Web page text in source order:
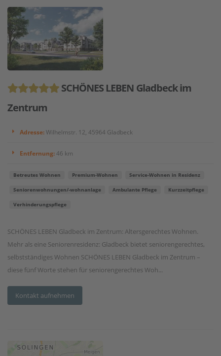
SCHÖNES LEBEN Gladbeck im
Zentrum
Adresse:Wilhelmstr. 12, 45964 Gladbeck
Entfernung:46 km
Betreutes Wohnen Premium-Wohnen Service-Wohnen in Residenz
Seniorenwohnungen/-wohnanlage Ambulante Pflege Kurzzeitpflege
Verhinderungspflege
SCHÖNES LEBEN Gladbeck im Zentrum: Altersgerechtes Wohnen.
Mehr als eine Seniorenresidenz: Gladbeck bietet seniorengerechtes,
selbstständiges Wohnen SCHÖNES LEBEN Gladbeck im Zentrum –
diese fünf Worte stehen für seniorengerechtes Woh...
Kontakt aufnehmen